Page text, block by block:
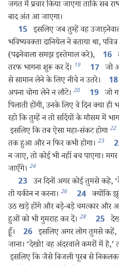
जगत में प्रचार किया जाएगा ताकि सब
बाद अंत आ जाएगा।
15 इसलिए जब तुम्हें वह
भविष्यवक्‍ता दानियेल ने बताया था,
(पढ़नेवाला समझ इस्तेमाल करे), 16
तरफ भागना शुरू कर दें। 19 17 जो
से सामान लेने के लिए नीचे न उतरे।
18
अपना चोगा लेने न लौटे। 20 19 जो
पिलाती होंगी, उनके लिए वे दिन क्या ही
रहो कि तुम्हें न तो सर्दियों के मौसम में
इसलिए कि तब ऐसा महा-संकट होगा 22
तक हुआ और न फिर कभी होगा। 23
न जाए, तो कोई भी नहीं बच पाएगा।
जाएँगे। 24
23 उन दिनों अगर कोई तुमसे कहे,
तो यकीन न करना। 26 24 क्योंकि
उठ खड़े होंगे और बड़े-बड़े चमत्कार और
हुओं को भी गुमराह कर दें। 28 25
हूँ।
26 इसलिए अगर लोग तुमसे कहें,
जाना। ‘देखो! वह अंदरवाले कमरों में है,’
इसलिए कि जैसे बिजली पूरब से